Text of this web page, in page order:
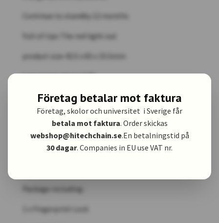
Continue to standby 12 months
Full of tips The red light out
product size 42.5 x 65 x 15.5mm
Low power alarm 3.3V
LED light tricolour light
USB interface Micro USB 5V 0.5A ( Emergency +
charging )
operating temperature -20℃ to +70℃
Package including :
1 x Fingerprint Lock
Företag betalar mot faktura
Företag, skolor och universitet i Sverige får
betala mot faktura. Order skickas
webshop@hitechchain.se.En betalningstid på
30 dagar. Companies in EU use VAT nr.